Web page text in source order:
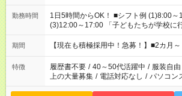
勤務時間
1日5時間からOK！ ■シフト例 (1)8:00～13:00 (2)10:00～15:00
(3)12:00～17:00 「子どもたちが学校に行く間だけ働きたい」
「余裕を持って夕飯の準備がしたい」
はプライベートの時間にしたい」 など
間と、もう1つのお仕事の勤務時間。 合
場合は応募できません。
期間 【現在も積極採用中！急募！】■2カ月～
特徴 履歴書不要 / 40～50代活躍中 / 服装自由
上の大量募集 / 電話対応なし / パソコン